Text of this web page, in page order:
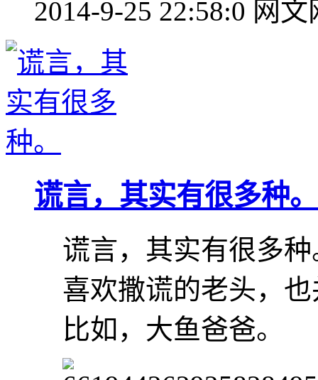
2014-9-25 22:58:0 网文
谎言，其实有很多种。
谎言，其实有很多种
喜欢撒谎的老头，
比如，大鱼爸爸。